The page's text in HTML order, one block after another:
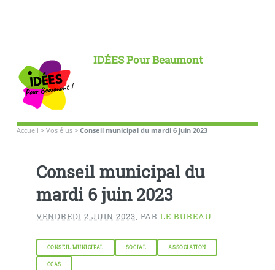
IDÉES Pour Beaumont
Accueil > Vos élus> Conseil municipal du mardi 6 juin 2023
Conseil municipal du
mardi 6 juin 2023
VENDREDI 2 JUIN 2023, PAR LE BUREAU
CONSEIL MUNICIPAL SOCIAL ASSOCIATION
CCAS